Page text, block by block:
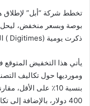
ذكرت يومية (Digitimes ) البريطانية.
يأتي هذا التخفيض
ومورديها حول تكاليف
بنسبة 10٪ على
400 دولار، بالإضافة إلى تكاليف التجميع.